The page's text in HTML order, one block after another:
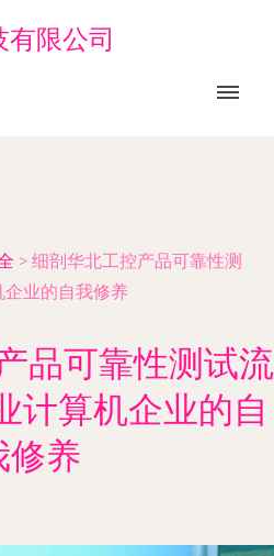
限公司
> 细剖华北工控产品可靠性测
业的自我修养
品可靠性测试流
计算机企业的自
修养